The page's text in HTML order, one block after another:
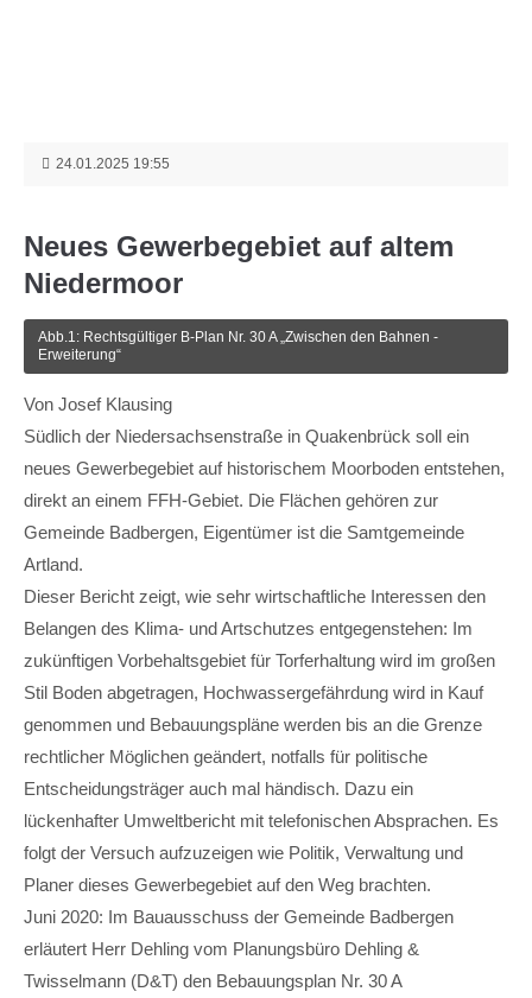
Anmelden
Register | Lost your password?
Support
Lorem ipsum dolor sit amet:
24h/ 365days
We offer support for our customers
Mon - Fri 8:00am - 5:00pm
(GMT +1)
Get in touch
Cybersteel Inc.
376-293 City Road, Suite 600
24.01.2025 19:55
Neues Gewerbegebiet auf altem
Niedermoor
Abb.1: Rechtsgültiger B-Plan Nr. 30 A „Zwischen den Bahnen -
Erweiterung“
Von Josef Klausing
Südlich der Niedersachsenstraße in Quakenbrück soll ein
neues Gewerbegebiet auf historischem Moorboden entstehen,
direkt an einem FFH-Gebiet. Die Flächen gehören zur
Gemeinde Badbergen, Eigentümer ist die Samtgemeinde
Artland.
Dieser Bericht zeigt, wie sehr wirtschaftliche Interessen den
Belangen des Klima- und Artschutzes entgegenstehen: Im
zukünftigen Vorbehaltsgebiet für Torferhaltung wird im großen
Stil Boden abgetragen, Hochwassergefährdung wird in Kauf
genommen und Bebauungspläne werden bis an die Grenze
rechtlicher Möglichen geändert, notfalls für politische
Entscheidungsträger auch mal händisch. Dazu ein
lückenhafter Umweltbericht mit telefonischen Absprachen. Es
folgt der Versuch aufzuzeigen wie Politik, Verwaltung und
Planer dieses Gewerbegebiet auf den Weg brachten.
Juni 2020: Im Bauausschuss der Gemeinde Badbergen
erläutert Herr Dehling vom Planungsbüro Dehling &
Twisselmann (D&T) den Bebauungsplan Nr. 30 A